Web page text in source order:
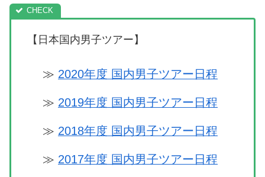
【日本国内男子ツアー】
≫ 2020年度 国内男子ツアー日程
≫ 2019年度 国内男子ツアー日程
≫ 2018年度 国内男子ツアー日程
≫ 2017年度 国内男子ツアー日程